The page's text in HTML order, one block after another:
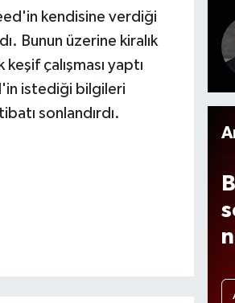
kendisine verdiği
Bunun üzerine kiralık
çalışması yaptı
istediği bilgileri
sonlandırdı.
r
a